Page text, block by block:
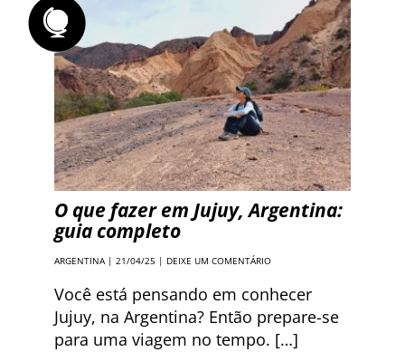
O que fazer em Jujuy, Argentina:
guia completo
ARGENTINA| 21/04/25 | DEIXE UM COMENTÁRIO
Você está pensando em conhecer
Jujuy, na Argentina? Então prepare-se
para uma viagem no tempo. […]